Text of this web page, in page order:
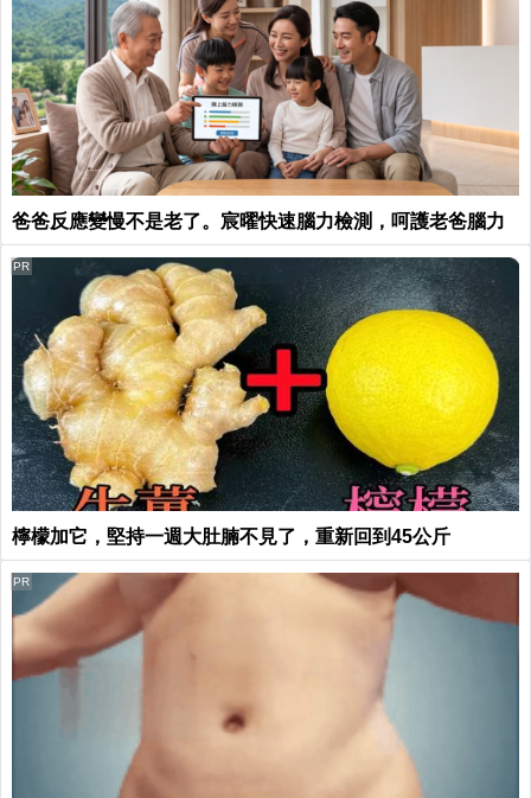
爸爸反應變慢不是老了。宸曜快速腦力檢測，呵護老爸腦力
檸檬加它，堅持一週大肚腩不見了，重新回到45公斤
PR
PR